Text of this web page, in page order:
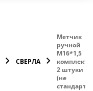
СВЕРЛА
Метчик
ручной
М16*1,5
комплект
2 штуки
(не
стандарт)